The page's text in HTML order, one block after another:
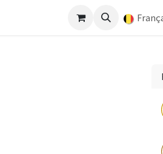
chez Arcade.energy Nos